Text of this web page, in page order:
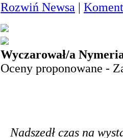
Rozwiń Newsa
Wyczarował/a
Oceny proponowane -
Nadszedł czas na